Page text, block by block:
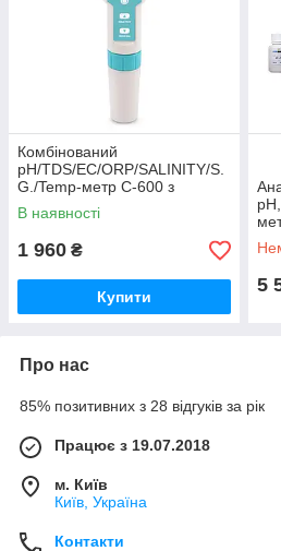
Комбінований
pH/TDS/EC/ORP/SALINITY/S.
G./Temp-метр C-600 з
термометром, змінним
електродом, АТС. YIERYI
В наявності
1 960 ₴
Купити
5
Про нас
85% позитивних з 28 відгуків за рік
Працює з 19.07.2018
м. Київ
Київ, Україна
Контакти